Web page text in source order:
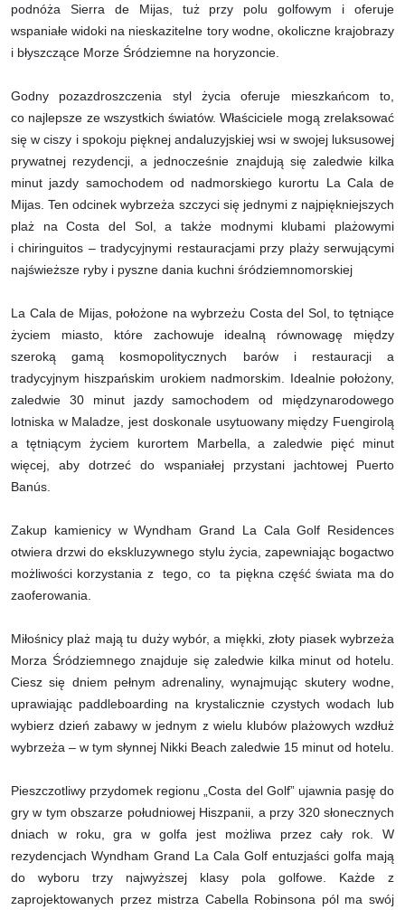
podnóża Sierra de Mijas, tuż przy polu golfowym i oferuje
wspaniałe widoki na nieskazitelne tory wodne, okoliczne krajobrazy
i błyszczące Morze Śródziemne na horyzoncie.
Godny pozazdroszczenia styl życia oferuje mieszkańcom to,
co najlepsze ze wszystkich światów. Właściciele mogą zrelaksować
się w ciszy i spokoju pięknej andaluzyjskiej wsi w swojej luksusowej
prywatnej rezydencji, a jednocześnie znajdują się zaledwie kilka
minut jazdy samochodem od nadmorskiego kurortu La Cala de
Mijas. Ten odcinek wybrzeża szczyci się jednymi z najpiękniejszych
plaż na Costa del Sol, a także modnymi klubami plażowymi
i chiringuitos – tradycyjnymi restauracjami przy plaży serwującymi
najświeższe ryby i pyszne dania kuchni śródziemnomorskiej
La Cala de Mijas, położone na wybrzeżu Costa del Sol, to tętniące
życiem miasto, które zachowuje idealną równowagę między
szeroką gamą kosmopolitycznych barów i restauracji a
tradycyjnym hiszpańskim urokiem nadmorskim. Idealnie położony,
zaledwie 30 minut jazdy samochodem od międzynarodowego
lotniska w Maladze, jest doskonale usytuowany między Fuengirolą
a tętniącym życiem kurortem Marbella, a zaledwie pięć minut
więcej, aby dotrzeć do wspaniałej przystani jachtowej Puerto
Banús.
Zakup kamienicy w Wyndham Grand La Cala Golf Residences
otwiera drzwi do ekskluzywnego stylu życia, zapewniając bogactwo
możliwości korzystania z tego, co ta piękna część świata ma do
zaoferowania.
Miłośnicy plaż mają tu duży wybór, a miękki, złoty piasek wybrzeża
Morza Śródziemnego znajduje się zaledwie kilka minut od hotelu.
Ciesz się dniem pełnym adrenaliny, wynajmując skutery wodne,
uprawiając paddleboarding na krystalicznie czystych wodach lub
wybierz dzień zabawy w jednym z wielu klubów plażowych wzdłuż
wybrzeża – w tym słynnej Nikki Beach zaledwie 15 minut od hotelu.
Pieszczotliwy przydomek regionu „Costa del Golf” ujawnia pasję do
gry w tym obszarze południowej Hiszpanii, a przy 320 słonecznych
dniach w roku, gra w golfa jest możliwa przez cały rok. W
rezydencjach Wyndham Grand La Cala Golf entuzjaści golfa mają
do wyboru trzy najwyższej klasy pola golfowe. Każde z
zaprojektowanych przez mistrza Cabella Robinsona pól ma swój